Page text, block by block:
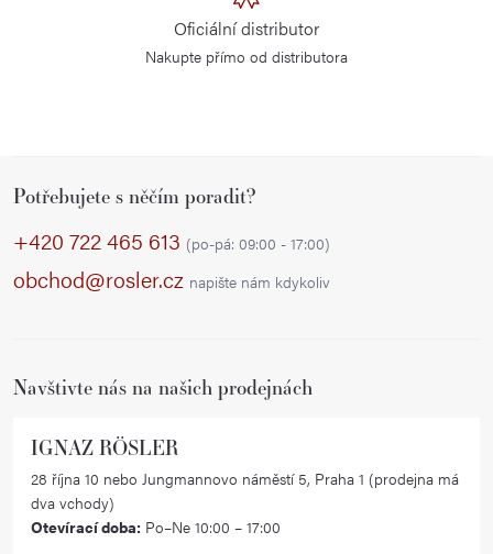
Oficiální distributor
Nakupte přímo od distributora
Potřebujete s něčím poradit?
+420 722 465 613 (po-pá: 09:00 - 17:00)
obchod@rosler.cz napište nám kdykoliv
Navštivte nás na našich prodejnách
IGNAZ RÖSLER
28 října 10 nebo Jungmannovo náměstí 5, Praha 1 (prodejna má
dva vchody)
Otevírací doba: Po–Ne 10:00 – 17:00